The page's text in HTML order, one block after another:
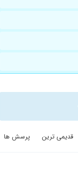
قدیمی ترین پرسش ها